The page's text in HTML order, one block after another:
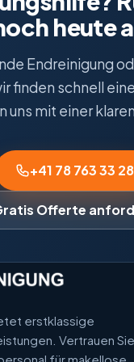
heute
Endreinigung
finden schnell
uns mit einer
+41 78 763 33 28
Offerte
erstklassige
Vertrauen